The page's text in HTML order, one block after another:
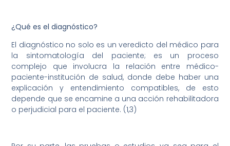
¿Qué es el diagnóstico?
El diagnóstico no solo es un veredicto del médico para
la sintomatología del paciente; es un proceso
complejo que involucra la relación entre médico-
paciente-institución de salud, donde debe haber una
explicación y entendimiento compatibles, de esto
depende que se encamine a una acción rehabilitadora
o perjudicial para el paciente. (1,3)